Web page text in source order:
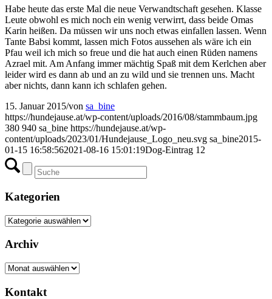
Habe heute das erste Mal die neue Verwandtschaft gesehen. Klasse
Leute obwohl es mich noch ein wenig verwirrt, dass beide Omas
Karin heißen. Da müssen wir uns noch etwas einfallen lassen. Wenn
Tante Babsi kommt, lassen mich Fotos aussehen als wäre ich ein
Pfau weil ich mich so freue und die hat auch einen Rüden namens
Azrael mit. Am Anfang immer mächtig Spaß mit dem Kerlchen aber
leider wird es dann ab und an zu wild und sie trennen uns. Macht
aber nichts, dann kann ich schlafen gehen.
15. Januar 2015/von sa_bine
https://hundejause.at/wp-content/uploads/2016/08/stammbaum.jpg
380 940 sa_bine https://hundejause.at/wp-
content/uploads/2023/01/Hundejause_Logo_neu.svg sa_bine2015-
01-15 16:58:562021-08-16 15:01:19Dog-Eintrag 12
Kategorien
Kategorien
Archiv
Archiv
Kontakt